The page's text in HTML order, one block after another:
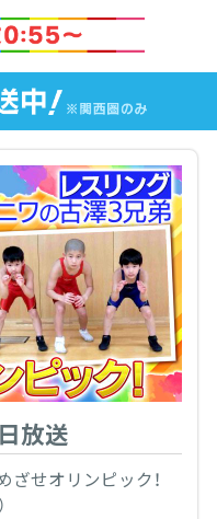
放送
ざせオリンピック！